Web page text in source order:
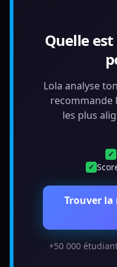
Quelle
Lola analyse
recommande
les plus
✓
✓
Trouver
+50 000